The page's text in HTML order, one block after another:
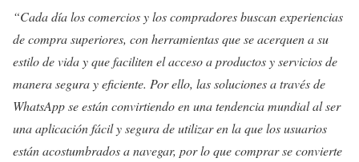
“Cada día los comercios y los compradores buscan experiencias
de compra superiores, con herramientas que se acerquen a su
estilo de vida y que faciliten el acceso a productos y servicios de
manera segura y eficiente. Por ello, las soluciones a través de
WhatsApp se están convirtiendo en una tendencia mundial al ser
una aplicación fácil y segura de utilizar en la que los usuarios
están acostumbrados a navegar, por lo que comprar se convierte